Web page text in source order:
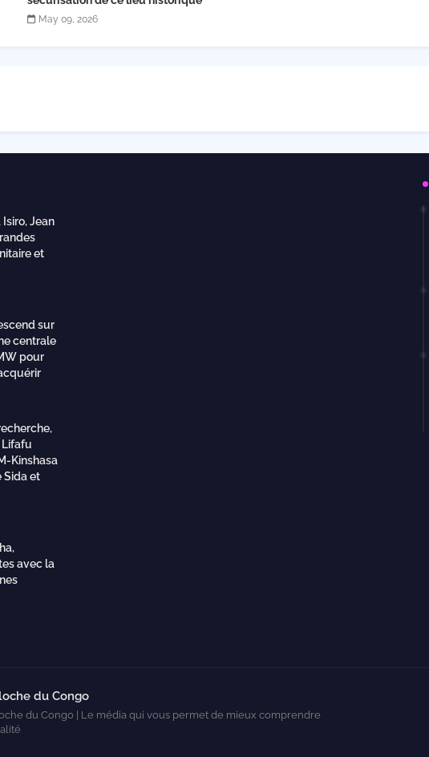
May 09, 2026
Jean
et
sur
centrale
pour
Lifafu
Kinshasa
Sida et
avec la
du Congo
du Congo | Le média qui vous permet de mieux comprendre